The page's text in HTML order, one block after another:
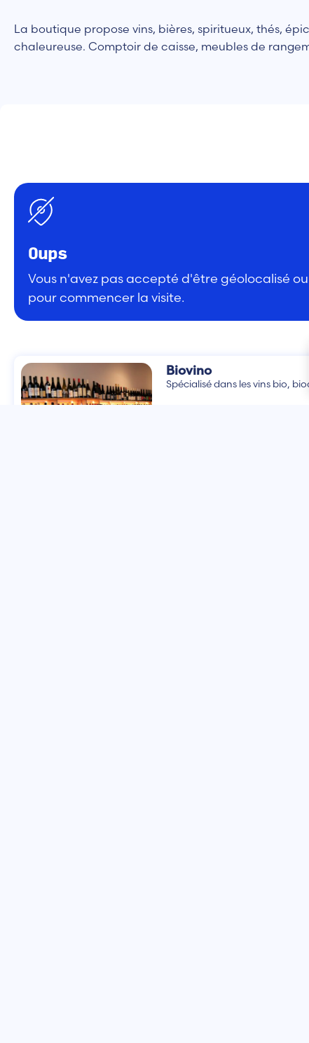
La boutique propose vins, bières, spiritueux, thés,
chaleureuse. Comptoir de caisse, meubles de
Oups
Vous n'avez pas accepté d'être géolocalisé
pour commencer la visite.
Biovino
Spécialisé dans les vins bio,